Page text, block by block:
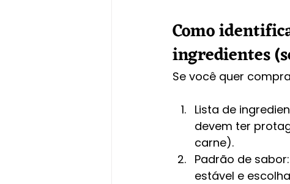
Como
ingredientes
Se você quer
Lista de
devem ter
carne).
Padrão de
estável e